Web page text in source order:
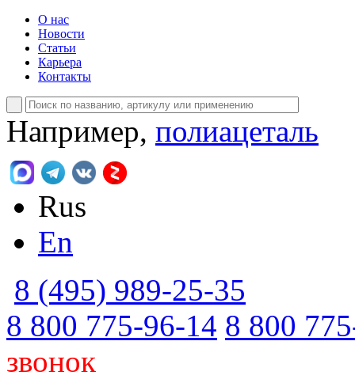
О нас
Новости
Статьи
Карьера
Контакты
Например, полиацеталь
Rus
En
8 (495) 989-25-35
8 800 775-96-14 8 800
звонок